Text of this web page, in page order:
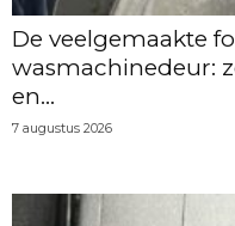
De veelgemaakte
wasmachinedeur:
en...
7 augustus 2026